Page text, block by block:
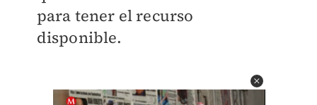
para tener el recurso
disponible.